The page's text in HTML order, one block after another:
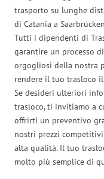
trasporto su lunghe
di Catania a
Tutti i dipendenti di
garantire un processo
orgogliosi della nostra
rendere il tuo trasloco
Se desideri ulteriori
trasloco, ti invitiamo a
offrirti un preventivo
nostri prezzi
alta qualità. Il tuo
molto più semplice di